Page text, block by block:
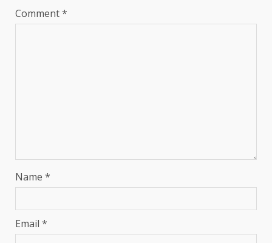
Comment*
Name *
Email *